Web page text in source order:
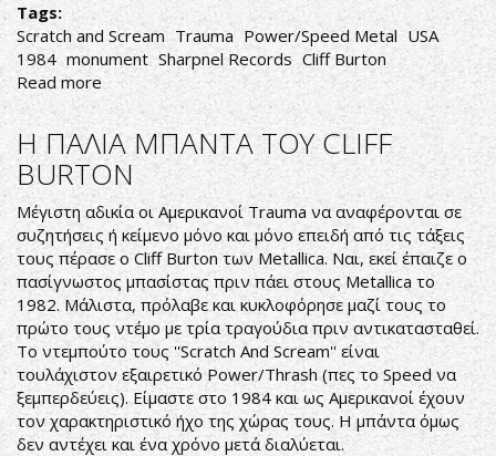
Tags:
Scratch and Scream Trauma Power/Speed Metal USA
1984 monument Sharpnel Records Cliff Burton
Read more about
Trauma-
Scratch
and
Scream
Η ΠΑΛΙΑ ΜΠΑΝΤΑ ΤΟΥ CLIFF
BURTON
Μέγιστη αδικία οι Αμερικανοί Trauma να αναφέρονται σε
συζητήσεις ή κείμενο μόνο και μόνο επειδή από τις τάξεις
τους πέρασε ο Cliff Burton των Metallica. Ναι, εκεί έπαιζε ο
πασίγνωστος μπασίστας πριν πάει στους Metallica το
1982. Μάλιστα, πρόλαβε και κυκλοφόρησε μαζί τους το
πρώτο τους ντέμο με τρία τραγούδια πριν αντικατασταθεί.
Το ντεμπούτο τους ''Scratch And Scream'' είναι
τουλάχιστον εξαιρετικό Power/Thrash (πες το Speed να
ξεμπερδεύεις). Είμαστε στο 1984 και ως Αμερικανοί έχουν
τον χαρακτηριστικό ήχο της χώρας τους. Η μπάντα όμως
δεν αντέχει και ένα χρόνο μετά διαλύεται.